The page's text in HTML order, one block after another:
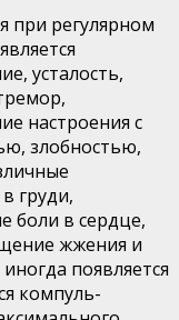
при регулярном
усталость,
настро­ения с
злобностью,
груди,
боли в сердце,
жжения и
появляется
компуль-